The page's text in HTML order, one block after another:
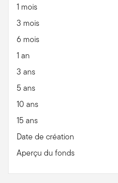
1 mois
3 mois
6 mois
1 an
3 ans
5 ans
10 ans
15 ans
Date de création
Aperçu du fonds